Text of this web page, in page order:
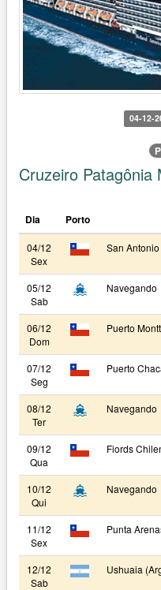
04-12-
Cruzeiro Patagônia
Dia Porto
04/12
Sex
San
05/12
Sab
Navegando
06/12
Dom
Puerto
07/12
Seg
Puerto
08/12
Ter
Navegando
09/12
Qua
Fiords
10/12
Qui
Navegando
11/12
Sex
Punta
12/12
Sab
Ushuaia